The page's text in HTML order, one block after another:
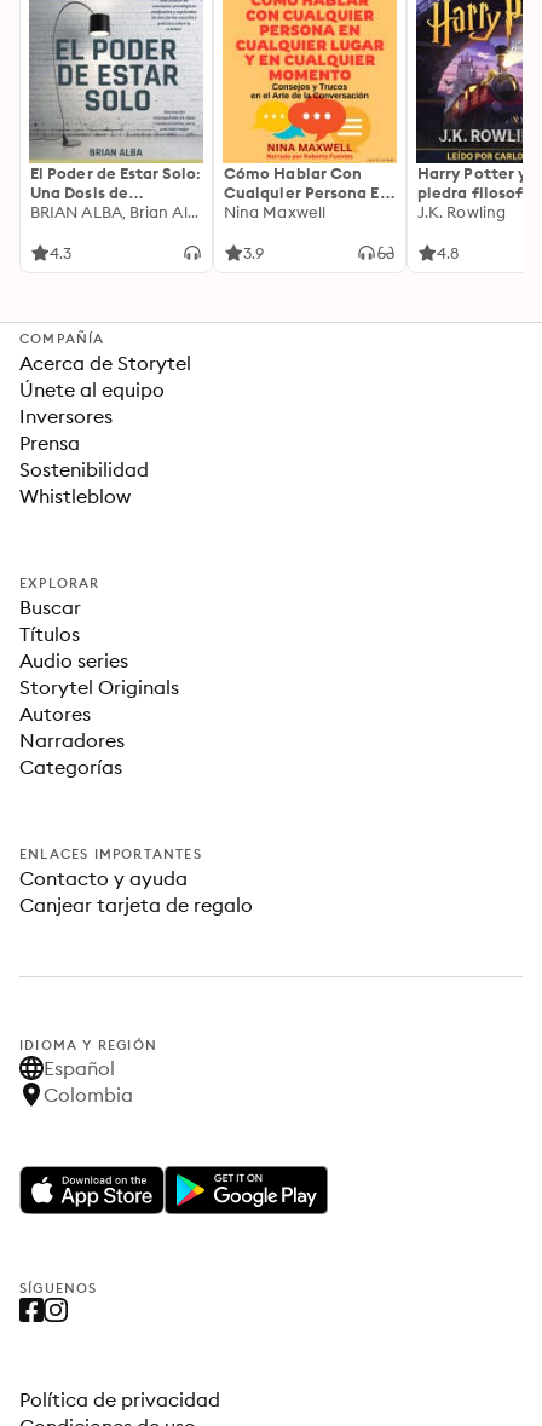
El Poder de Estar Solo:
Una Dosis de
Motivación
Ideas Revolucionarias
BRIAN ALBA, Brian Alba
4.3
Cómo Hablar Con
Cualquier Persona En
Cualquier Lugar Y En
Nina Maxwell
3.9
Harry Potter y
piedra filosofal
J.K. Rowling
4.8
COMPAÑÍA
Acerca de Storytel
Únete al equipo
Inversores
Prensa
Sostenibilidad
Whistleblow
EXPLORAR
Buscar
Títulos
Audio series
Storytel Originals
Autores
Narradores
Categorías
ENLACES IMPORTANTES
Contacto y ayuda
Canjear tarjeta de regalo
IDIOMA Y REGIÓN
Español
Colombia
SÍGUENOS
Política de privacidad